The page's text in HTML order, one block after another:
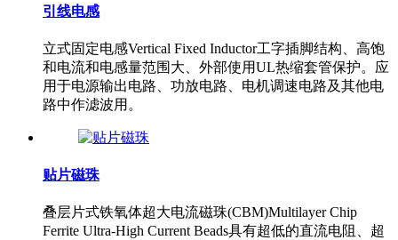
引线电感
立式固定电感Vertical Fixed Inductor工字插脚结构、高饱
和电流和电感量范围大、外部使用UL热缩套管保护。应
用于电源输出电路、功放电路、电机调速电路及其他电
路中作滤波用。
贴片磁珠
叠层片式铁氧体超大电流磁珠(CBM)Multilayer Chip
Ferrite Ultra-High Current Beads具有超低的直流电阻、超